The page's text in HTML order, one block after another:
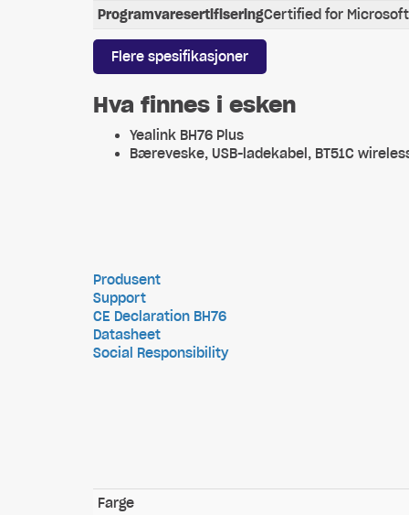
ProgramvaresertifiseringCertified for
Flere spesifikasjoner
Hva finnes i esken
Yealink BH76 Plus
Bæreveske, USB-ladekabel, BT51C
Produsent
Support
CE Declaration BH76
Datasheet
Social Responsibility
Farge